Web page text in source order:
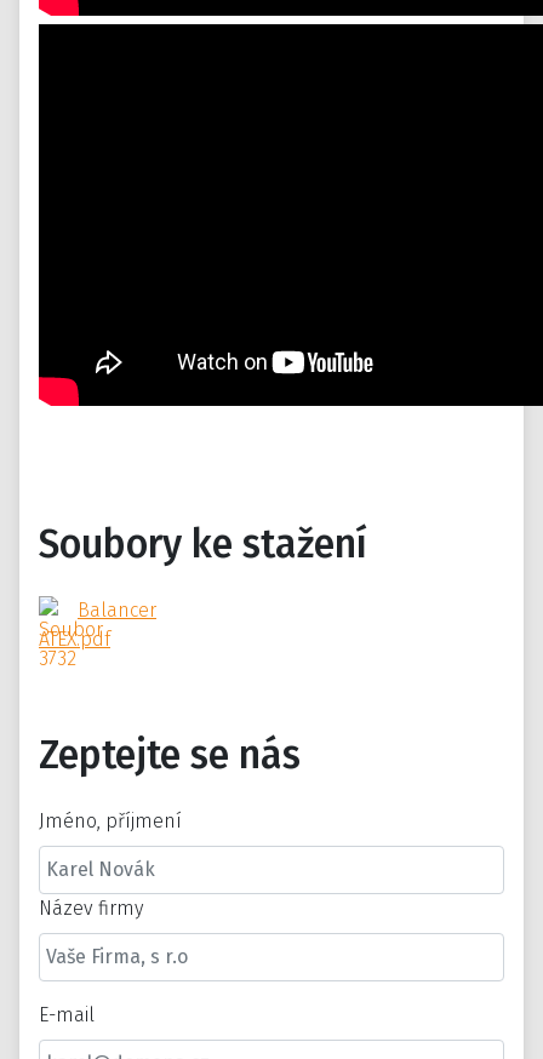
Soubory ke stažení
Balancer
ATEX.pdf
Zeptejte se nás
Jméno, příjmení
Název firmy
E-mail